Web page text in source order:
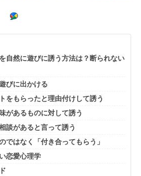
自然に遊びに誘う方法は？断られない
びに出かける
もらったと理由付けして誘う
があるものに対して誘う
談があると言って誘う
ではなく「付き合ってもらう」
恋愛心理学